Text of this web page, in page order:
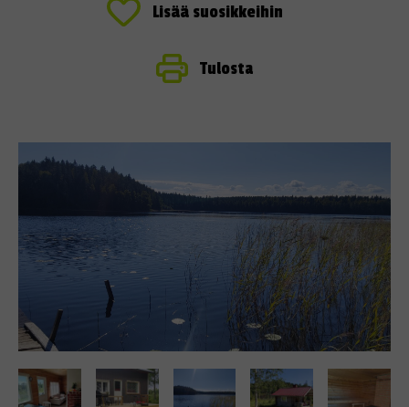
Lisää suosikkeihin
Tulosta